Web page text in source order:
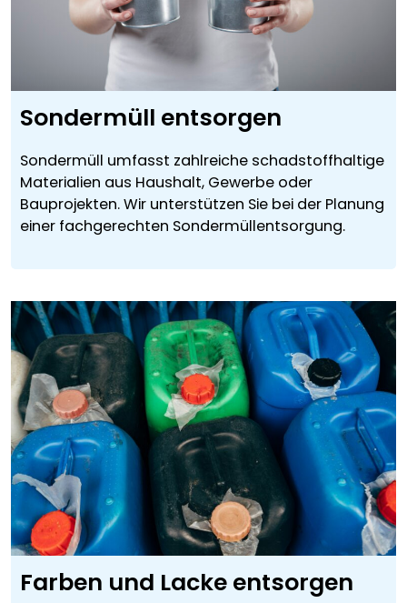
Sondermüll entsorgen
Sondermüll umfasst zahlreiche schadstoffhaltige
Materialien aus Haushalt, Gewerbe oder
Bauprojekten. Wir unterstützen Sie bei der Planung
einer fachgerechten Sondermüllentsorgung.
Farben und Lacke entsorgen